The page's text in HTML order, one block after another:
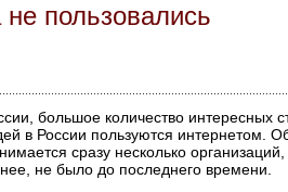
пользовались
большое количество интересных
в России пользуются интернетом.
сразу несколько
не было до последнего времени.